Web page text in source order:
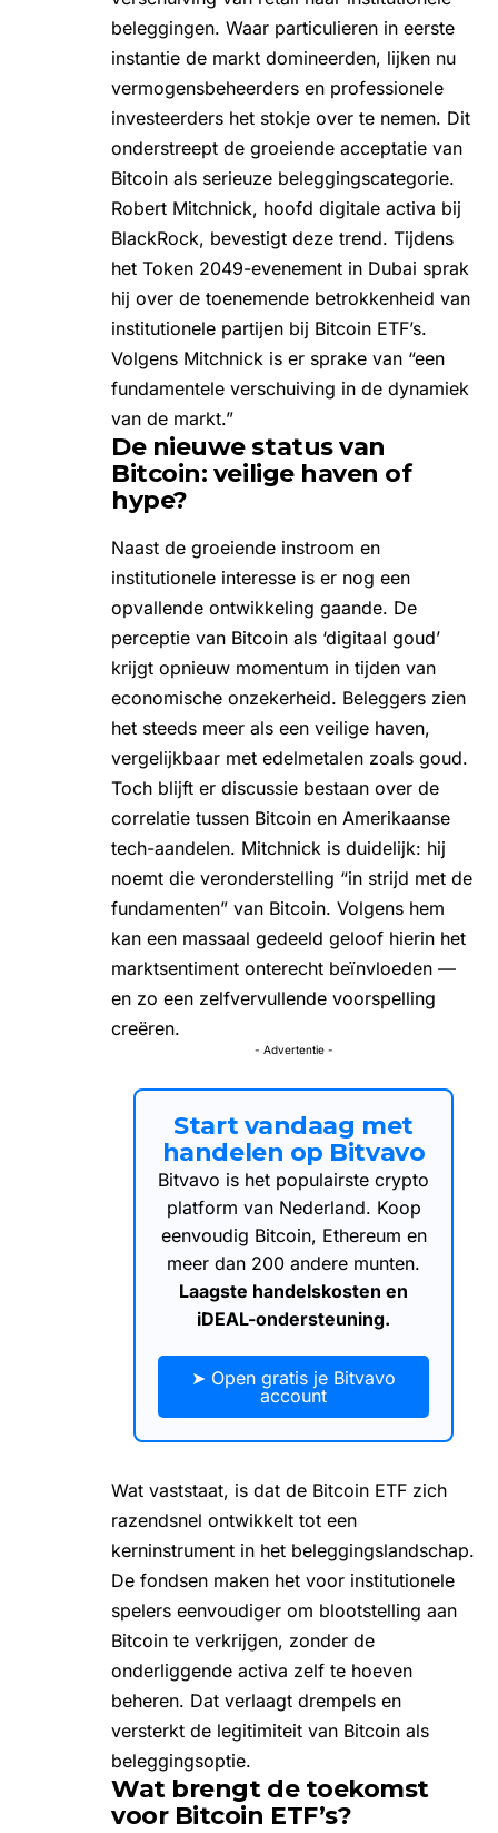
beleggingen. Waar particulieren in eerste
instantie de markt domineerden, lijken nu
vermogensbeheerders en professionele
investeerders het stokje over te nemen. Dit
onderstreept de groeiende acceptatie van
Bitcoin als serieuze beleggingscategorie.
Robert Mitchnick, hoofd digitale activa bij
BlackRock, bevestigt deze trend. Tijdens
het Token 2049-evenement in Dubai sprak
hij over de toenemende betrokkenheid van
institutionele partijen bij Bitcoin ETF’s.
Volgens Mitchnick is er sprake van “een
fundamentele verschuiving in de dynamiek
van de markt.”
De nieuwe status van
Bitcoin: veilige haven of
hype?
Naast de groeiende instroom en
institutionele interesse is er nog een
opvallende ontwikkeling gaande. De
perceptie van Bitcoin als ‘digitaal goud’
krijgt opnieuw momentum in tijden van
economische onzekerheid. Beleggers zien
het steeds meer als een veilige haven,
vergelijkbaar met edelmetalen zoals goud.
Toch blijft er discussie bestaan over de
correlatie tussen Bitcoin en Amerikaanse
tech-aandelen. Mitchnick is duidelijk: hij
noemt die veronderstelling “in strijd met de
fundamenten” van Bitcoin. Volgens hem
kan een massaal gedeeld geloof hierin het
marktsentiment onterecht beïnvloeden —
en zo een zelfvervullende voorspelling
creëren.
- Advertentie -
Start vandaag met
handelen op Bitvavo
Bitvavo is het populairste crypto
platform van Nederland. Koop
eenvoudig Bitcoin, Ethereum en
meer dan 200 andere munten.
Laagste handelskosten en
iDEAL-ondersteuning.
➤ Open gratis je Bitvavo
account
Wat vaststaat, is dat de Bitcoin ETF zich
razendsnel ontwikkelt tot een
kerninstrument in het beleggingslandschap.
De fondsen maken het voor institutionele
spelers eenvoudiger om blootstelling aan
Bitcoin te verkrijgen, zonder de
onderliggende activa zelf te hoeven
beheren. Dat verlaagt drempels en
versterkt de legitimiteit van Bitcoin als
beleggingsoptie.
Wat brengt de toekomst
voor Bitcoin ETF’s?